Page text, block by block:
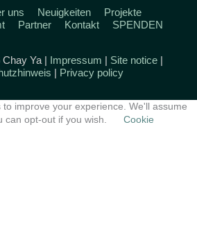
uns Neuigkeiten
Projekte
Partner Kontakt SPENDEN
Ya | Impressum | Site notice|
| Privacy policy
improve your experience. We'll assume
opt-out if you wish.
Cookie